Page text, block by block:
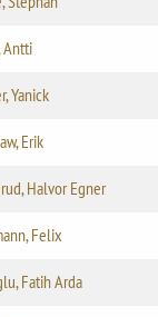
Antti
Yanick
Erik
Halvor Egner
Felix
Fatih Arda